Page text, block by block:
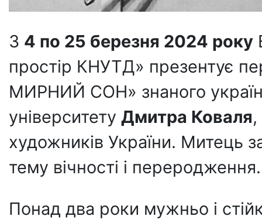
З 4 по 25 березня 2024 року
простір КНУТД» презентує
МИРНИЙ СОН» знаного
університету Дмитра Коваля
художників України. Митець
тему вічності і
Понад два роки мужньо і